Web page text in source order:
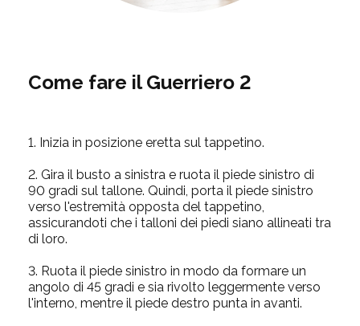
Come fare il Guerriero 2
1. Inizia in posizione eretta sul tappetino.
2. Gira il busto a sinistra e ruota il piede sinistro di
90 gradi sul tallone. Quindi, porta il piede sinistro
verso l'estremità opposta del tappetino,
assicurandoti che i talloni dei piedi siano allineati tra
di loro.
3. Ruota il piede sinistro in modo da formare un
angolo di 45 gradi e sia rivolto leggermente verso
l'interno, mentre il piede destro punta in avanti.